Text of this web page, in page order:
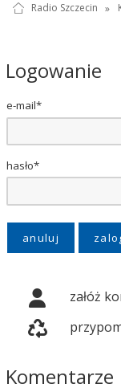
Radio Szczecin »
Logowanie
e-mail*
hasło*
anuluj
załóż
Komentarze